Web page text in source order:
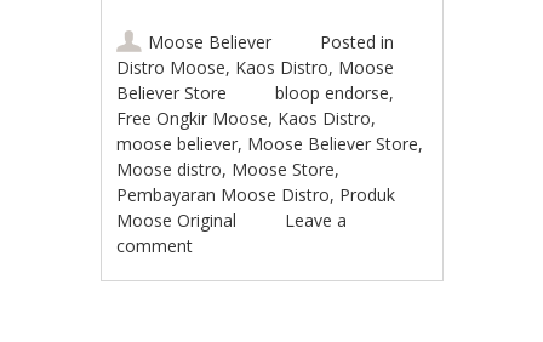
Moose Believer
Posted in
Distro Moose, Kaos Distro, Moose
Believer Store
bloop endorse,
Free Ongkir Moose, Kaos Distro,
moose believer, Moose Believer Store,
Moose distro, Moose Store,
Pembayaran Moose Distro, Produk
Moose Original
Leave a
comment